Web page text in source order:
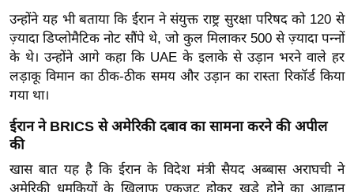
स
मी
क्षा
B
e
a
k
उन्होंने यह भी बताया कि ईरान ने संयुक्त राष्ट्र सुरक्षा परिषद को 120 से
ज़्यादा डिप्लोमैटिक नोट सौंपे थे, जो कुल मिलाकर 500 से ज़्यादा पन्नों
के थे। उन्होंने आगे कहा कि UAE के इलाके से उड़ान भरने वाले हर
लड़ाकू विमान का ठीक-ठीक समय और उड़ान का रास्ता रिकॉर्ड किया
गया था।
ईरान ने BRICS से अमेरिकी दबाव का सामना करने की अपील
की
खास बात यह है कि ईरान के विदेश मंत्री सैयद अब्बास अराघची ने
अमेरिकी धमकियों के खिलाफ़ एकजुट होकर खड़े होने का आह्वान